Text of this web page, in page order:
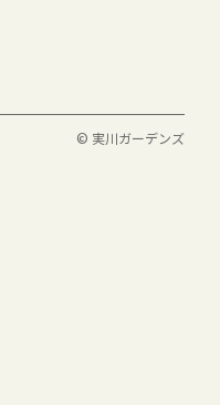
© 実川ガーデンズ